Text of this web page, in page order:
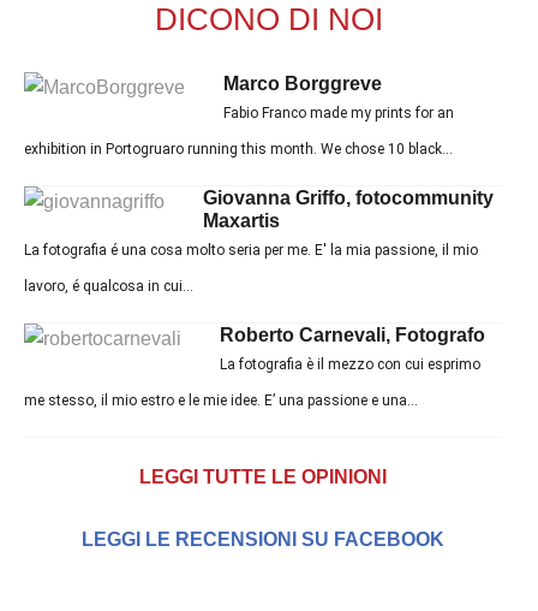
DICONO DI NOI
Marco Borggreve
Fabio Franco made my prints for an
exhibition in Portogruaro running this month. We chose 10 black...
Giovanna Griffo, fotocommunity
Maxartis
La fotografia é una cosa molto seria per me. E' la mia passione, il mio
lavoro, é qualcosa in cui...
Roberto Carnevali, Fotografo
La fotografia è il mezzo con cui esprimo
me stesso, il mio estro e le mie idee. E’ una passione e una...
LEGGI TUTTE LE OPINIONI
LEGGI LE RECENSIONI SU FACEBOOK